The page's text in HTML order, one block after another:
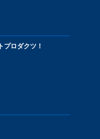
プロダクツ！